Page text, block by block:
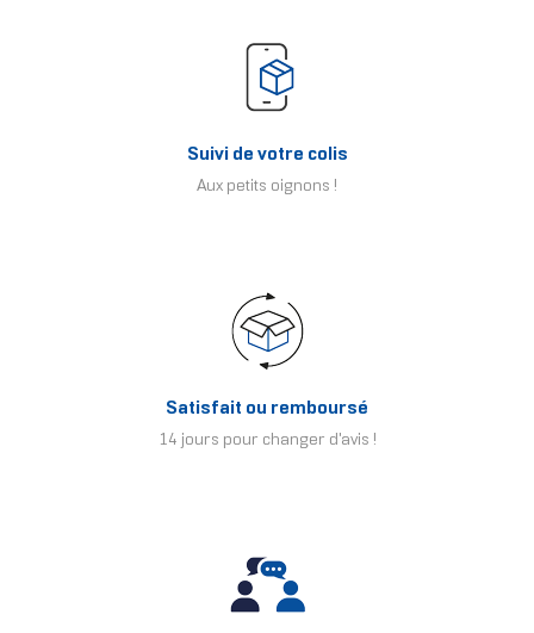
Suivi de votre colis
Aux petits oignons !
Satisfait ou remboursé
14 jours pour changer d'avis !